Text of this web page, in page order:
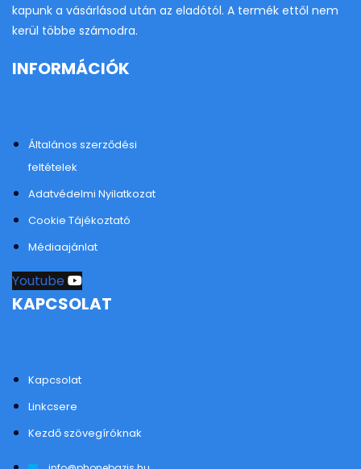
kapunk a vásárlásod után az eladótól. A termék ettől nem
kerül többe számodra.
INFORMÁCIÓK
Általános szerződési
feltételek
Adatvédelmi Nyilatkozat
Cookie Tájékoztató
Médiaajánlat
Youtube
KAPCSOLAT
Kapcsolat
Linkcsere
Kezdő szövegíróknak